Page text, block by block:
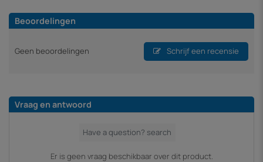
Beoordelingen
Geen beoordelingen Schrijf een recensie
Vraag en antwoord
Er is geen vraag beschikbaar over dit product.